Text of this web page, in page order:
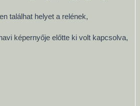
találhat helyet a relének,
képernyője előtte ki volt kapcsolva,